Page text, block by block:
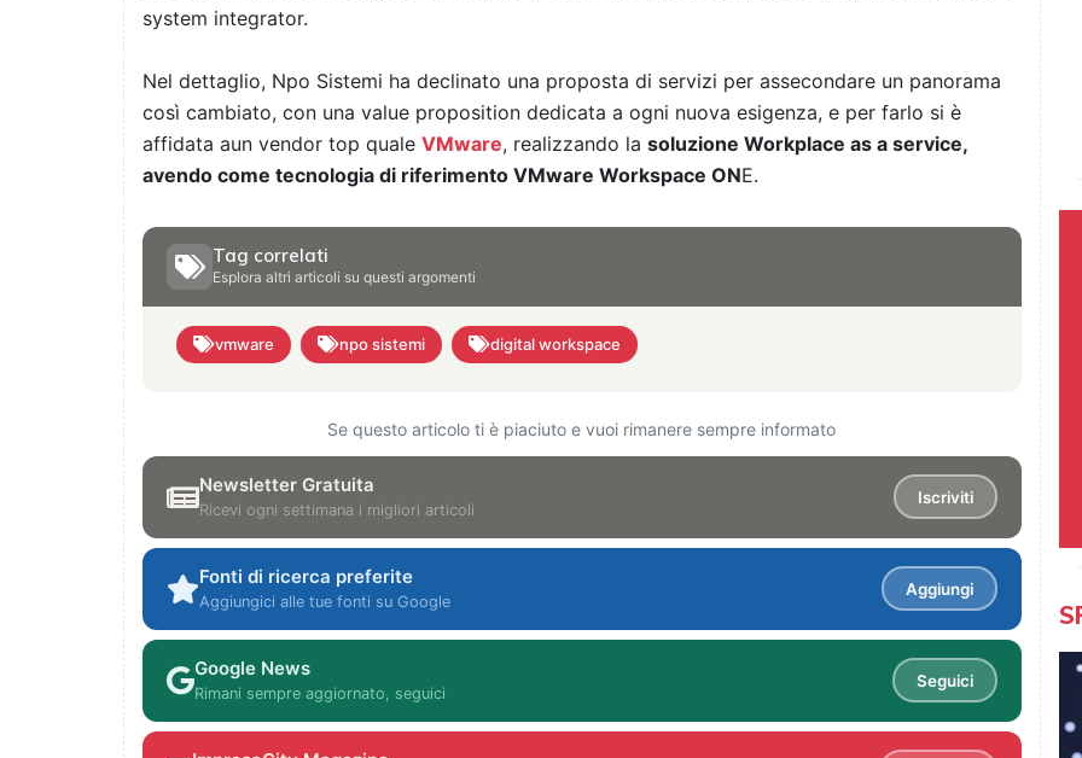
system integrator.
Nel dettaglio, Npo Sistemi ha declinato una proposta di servizi per assecondare un panorama
così cambiato, con una value proposition dedicata a ogni nuova esigenza, e per farlo si è
affidata aun vendor top quale VMware, realizzando la soluzione Workplace as a service,
avendo come tecnologia di riferimento VMware Workspace ONE.
Tag correlati
Esplora altri articoli su questi argomenti
vmware npo sistemi digital workspace
Se questo articolo ti è piaciuto e vuoi rimanere sempre informato
Newsletter Gratuita
Ricevi ogni settimana i migliori articoli
Iscriviti
Fonti di ricerca preferite
Aggiungici alle tue fonti su Google
Aggiungi
Google News
Rimani sempre aggiornato, seguici
Seguici